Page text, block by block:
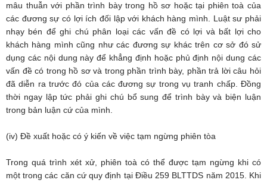
mâu thuẫn với phần trình bày trong hồ sơ hoặc tại phiên toà của
các đương sự có lợi ích đối lập với khách hàng mình. Luật sư phải
nhạy bén để ghi chú phân loại các vấn đề có lợi và bất lợi cho
khách hàng mình cũng như các đương sự khác trên cơ sở đó sử
dụng các nội dung này để khẳng định hoặc phủ định nội dung các
vấn đề có trong hồ sơ và trong phần trình bày, phần trả lời câu hỏi
đã diễn ra trước đó của các đương sự trong vụ tranh chấp. Đồng
thời ngay lập tức phải ghi chú bổ sung để trình bày và biện luận
trong bản luận cứ của mình.
(iv) Đề xuất hoặc có ý kiến về việc tạm ngừng phiên tòa
Trong quá trình xét xử, phiên toà có thể được tạm ngừng khi có
một trong các căn cứ quy định tại Điều 259 BLTTDS năm 2015. Khi